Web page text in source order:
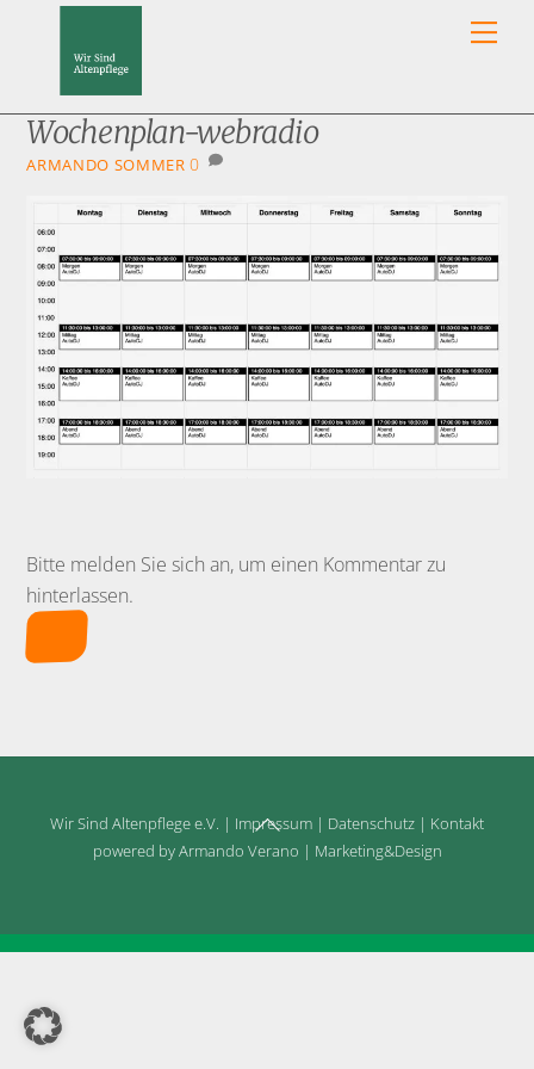
Wochenplan-webradio
ARMANDO SOMMER 0
Bitte melden Sie sich an, um einen Kommentar zu
hinterlassen.
Back
To
Wir Sind Altenpflege e.V. | Impressum | Datenschutz | Kontakt
powered by Armando Verano | Marketing&Design